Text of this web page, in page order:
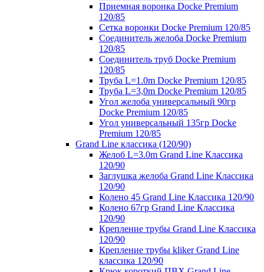
Приемная воронка Docke Premium
120/85
Сетка воронки Docke Premium 120/85
Соединитель желоба Docke Premium
120/85
Соединитель труб Docke Premium
120/85
Труба L=1.0m Docke Premium 120/85
Труба L=3,0m Docke Premium 120/85
Угол желоба универсальный 90гр
Docke Premium 120/85
Угол универсальный 135гр Docke
Premium 120/85
Grand Line классика (120/90)
Желоб L=3.0m Grand Line Классика
120/90
Заглушка желоба Grand Line Классика
120/90
Колено 45 Grand Line Классика 120/90
Колено 67гр Grand Line Классика
120/90
Крепление трубы Grand Line Классика
120/90
Крепление трубы kliker Grand Line
классика 120/90